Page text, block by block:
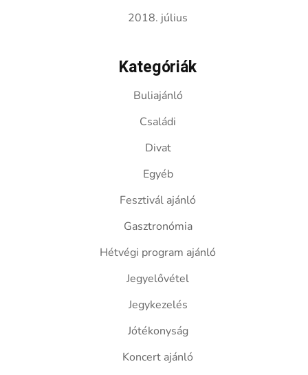
2018. július
Kategóriák
Buliajánló
Családi
Divat
Egyéb
Fesztivál ajánló
Gasztronómia
Hétvégi program ajánló
Jegyelővétel
Jegykezelés
Jótékonyság
Koncert ajánló